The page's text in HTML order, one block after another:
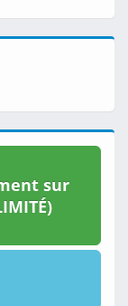
sur